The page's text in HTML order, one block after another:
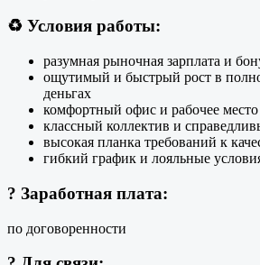
♻️ Условия работы:
разумная рыночная зарплата и
ощутимый и быстрый рост в
деньгах
комфортный офис и рабочее
классный коллектив и
высокая планка требований к
гибкий график и лояльные
? Заработная плата:
по договоренности